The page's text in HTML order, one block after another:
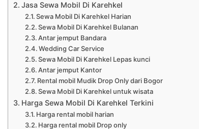
Jasa Sewa Mobil Di Karehkel
Sewa Mobil Di Karehkel Harian
Sewa Mobil Di Karehkel Bulanan
Antar jemput Bandara
Wedding Car Service
Sewa Mobil Di Karehkel Lepas kunci
Antar jemput Kantor
Rental mobil Mudik Drop Only dari Bogor
Sewa Mobil Di Karehkel untuk wisata
Harga Sewa Mobil Di Karehkel Terkini
Harga rental mobil harian
Harga rental mobil Drop only